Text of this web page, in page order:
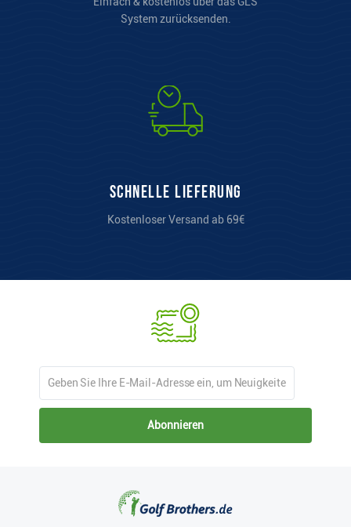
System zurücksenden.
Schnelle Lieferung
Kostenloser Versand ab 69€
Abonnieren